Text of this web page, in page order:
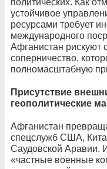
устойчивое
ресурсами требует
международного
Афганистан рискуют
соперничество,
полномасштабную
Присутствие
геополитические
Афганистан
спецслужб США,
Саудовской Аравии.
«частные военные